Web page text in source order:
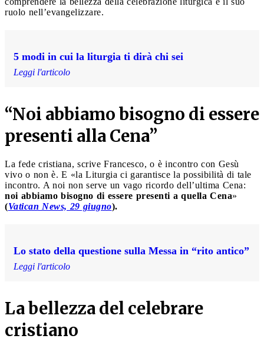
ruolo nell’evangelizzare.
5 modi in cui la liturgia ti dirà chi sei
Leggi l'articolo
“Noi abbiamo bisogno di essere
presenti alla Cena”
La fede cristiana, scrive Francesco, o è incontro con Gesù
vivo o non è. E «la Liturgia ci garantisce la possibilità di tale
incontro. A noi non serve un vago ricordo dell’ultima Cena:
noi abbiamo bisogno di essere presenti a quella Cena»
(Vatican News, 29 giugno).
Lo stato della questione sulla Messa in “rito antico”
Leggi l'articolo
La bellezza del celebrare
cristiano